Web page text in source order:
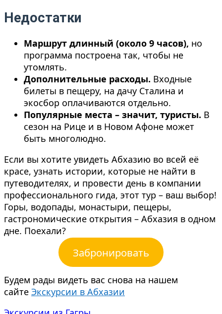
Недостатки
Маршрут длинный (около 9 часов), но
программа построена так, чтобы не
утомлять.
Дополнительные расходы. Входные
билеты в пещеру, на дачу Сталина и
экосбор оплачиваются отдельно.
Популярные места – значит, туристы. В
сезон на Рице и в Новом Афоне может
быть многолюдно.
Если вы хотите увидеть Абхазию во всей её
красе, узнать истории, которые не найти в
путеводителях, и провести день в компании
профессионального гида, этот тур – ваш выбор!
Горы, водопады, монастыри, пещеры,
гастрономические открытия – Абхазия в одном
дне. Поехали?
Забронировать
Будем рады видеть вас снова на нашем
сайте Экскурсии в Абхазии